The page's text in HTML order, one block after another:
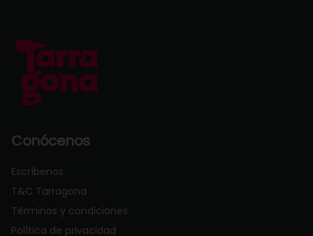
Conócenos
Escríbenos
T&C Tarragona
Términos y condiciones
Política de privacidad